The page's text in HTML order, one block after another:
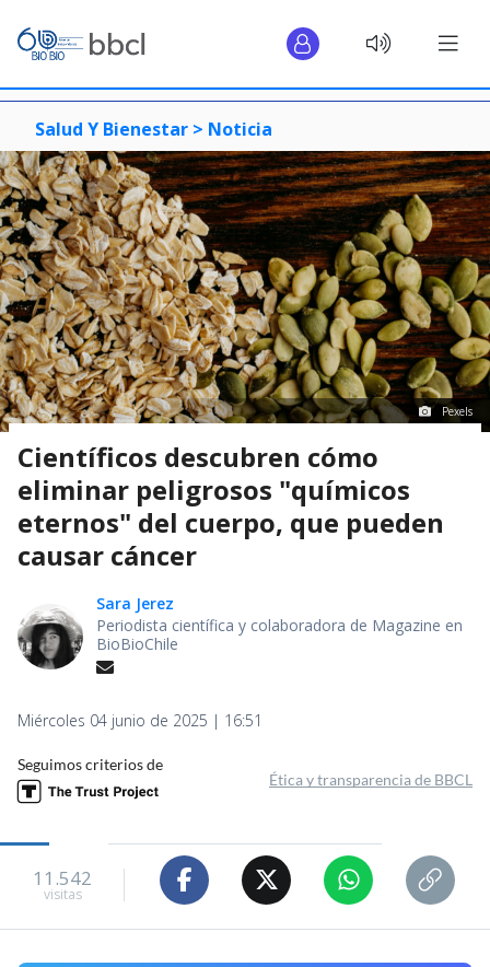
Salud Y Bienestar > Noticia
Pexels
Científicos descubren cómo
eliminar peligrosos "químicos
eternos" del cuerpo, que pueden
causar cáncer
Sara Jerez
Periodista científica y colaboradora de Magazine en
BioBioChile
Miércoles 04 junio de 2025 | 16:51
Seguimos criterios de
Ética y transparencia de BBCL
11.542
visitas